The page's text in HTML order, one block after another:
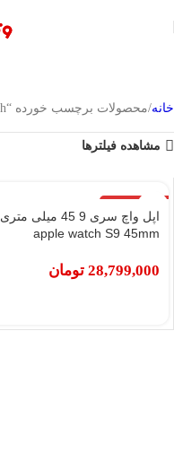
خانه محصولات برچسب خورده “watch”
مشاهده فیلترها
اپل واچ سری 9 45 میلی متری
apple watch S9 45mm
28,799,000 تومان